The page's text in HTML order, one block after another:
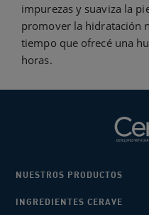
impurezas y suaviza la
promover la hidratación
tiempo que ofrecé una
horas.
NUESTROS PRODUCTOS
INGREDIENTES CERAVE